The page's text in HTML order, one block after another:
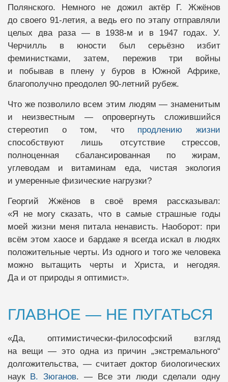
Полянского. Немного не дожил актёр Г. Жжёнов
до своего 91-летия, а ведь его по этапу отправляли
целых два раза — в 1938-м и в 1947 годах. У.
Черчилль в юности был серьёзно избит
феминистками, затем, пережив три войны
и побывав в плену у буров в Южной Африке,
благополучно преодолел 90-летний рубеж.
Что же позволило всем этим людям — знаменитым
и неизвестным — опровергнуть сложившийся
стереотип о том, что продлению жизни
способствуют лишь отсутствие стрессов,
полноценная сбалансированная по жирам,
углеводам и витаминам еда, чистая экология
и умеренные физические нагрузки?
Георгий Жжёнов в своё время рассказывал:
«Я не могу сказать, что в самые страшные годы
моей жизни меня питала ненависть. Наоборот: при
всём этом хаосе и бардаке я всегда искал в людях
положительные черты. Из одного и того же человека
можно вытащить черты и Христа, и негодяя.
Да и от природы я оптимист».
ГЛАВНОЕ — НЕ ПУГАТЬСЯ
«Да, оптимистически-философский взгляд
на вещи — это одна из причин „экстремального“
долгожительства, — считает доктор биологических
наук В. Зюганов. — Все эти люди сделали одну